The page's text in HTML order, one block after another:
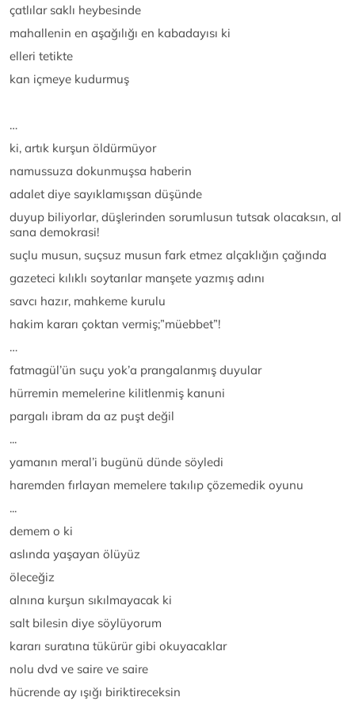
çatlılar saklı heybesinde
mahallenin en aşağılığı en kabadayısı ki
elleri tetikte
kan içmeye kudurmuş
…
ki, artık kurşun öldürmüyor
namussuza dokunmuşsa haberin
adalet diye sayıklamışsan düşünde
duyup biliyorlar, düşlerinden sorumlusun tutsak olacaksın, al
sana demokrasi!
suçlu musun, suçsuz musun fark etmez alçaklığın çağında
gazeteci kılıklı soytarılar manşete yazmış adını
savcı hazır, mahkeme kurulu
hakim kararı çoktan vermiş;”müebbet”!
…
fatmagül’ün suçu yok’a prangalanmış duyular
hürremin memelerine kilitlenmiş kanuni
pargalı ibram da az puşt değil
...
yamanın meral’i bugünü dünde söyledi
haremden fırlayan memelere takılıp çözemedik oyunu
...
demem o ki
aslında yaşayan ölüyüz
öleceğiz
alnına kurşun sıkılmayacak ki
salt bilesin diye söylüyorum
kararı suratına tükürür gibi okuyacaklar
nolu dvd ve saire ve saire
hücrende ay ışığı biriktireceksin